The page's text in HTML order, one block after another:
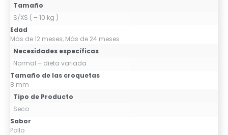
Tamaño
S/XS ( – 10 kg )
Edad
Más de 12 meses, Más de 24 meses
Necesidades específicas
Normal – dieta variada
Tamaño de las croquetas
8 mm
Tipo de Producto
Seco
Sabor
Pollo